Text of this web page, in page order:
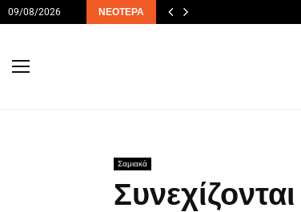
09/08/2026 ΝΕΌΤΕΡΑ
Σαμιακά